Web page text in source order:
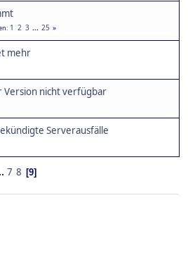
1 2 3 ... 25
mehr
Version nicht verfügbar
Serverausfälle
7 8 9